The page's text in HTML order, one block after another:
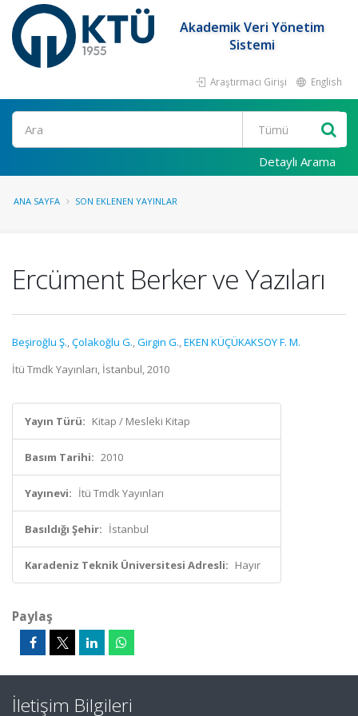
Akademik Veri Yönetim
Sistemi
Araştırmacı Girişi English
Ara
Detaylı Arama
ANA SAYFA SON EKLENEN YAYINLAR
Ercüment Berker ve Yazıları
Beşiroğlu Ş.,Çolakoğlu G.,Girgin G.,EKEN KÜÇÜKAKSOY F. M.
İtü Tmdk Yayınları, İstanbul, 2010
Yayın Türü: Kitap / Mesleki Kitap
Basım Tarihi: 2010
Yayınevi: İtü Tmdk Yayınları
Basıldığı Şehir: İstanbul
Karadeniz Teknik Üniversitesi Adresli: Hayır
Paylaş
İletişim Bilgileri